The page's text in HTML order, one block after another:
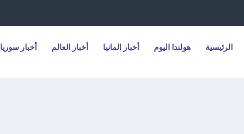
الرئيسية هولندا اليوم أخبار المانيا أخبار العالم أخبار سوريا